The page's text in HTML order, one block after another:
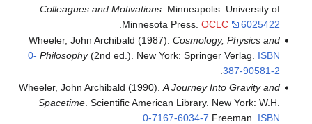
Colleagues and Motivations. Minneapolis: University of
Minnesota Press. OCLC 6025422
Wheeler, John Archibald (1987). Cosmology, Physics and
Philosophy(2nd ed.). New York: Springer Verlag. ISBN
0-
387-90581-2
Wheeler, John Archibald (1990). A Journey Into Gravity and
Spacetime. Scientific American Library. New York: W.H.
Freeman. ISBN
0-7167-6034-7